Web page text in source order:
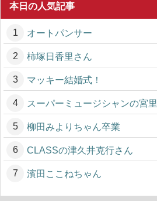
本日の人気記事
オートパンサー
柿塚日香里さん
マッキー結婚式！
スーパーミュージシャンの宮
柳田みよりちゃん卒業
CLASSの津久井克行さん
濱田ここねちゃん